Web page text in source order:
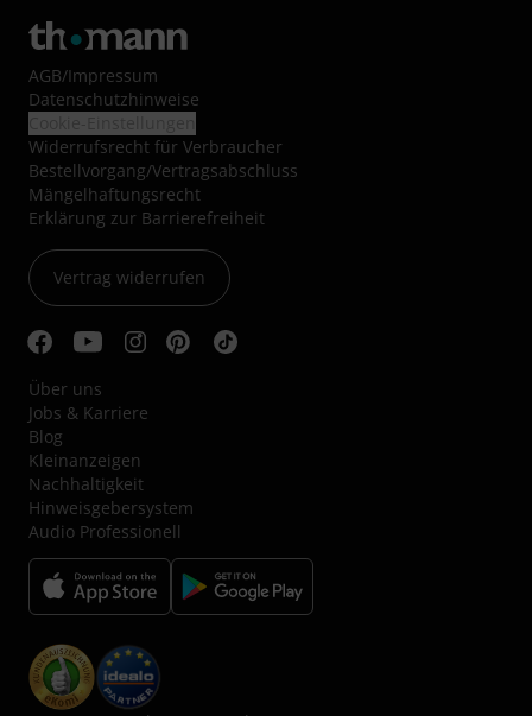
AGB/Impressum
Datenschutzhinweise
Widerrufsrecht für Verbraucher
Bestellvorgang/Vertragsabschluss
Mängelhaftungsrecht
Erklärung zur Barrierefreiheit
Vertrag widerrufen
Über uns
Jobs & Karriere
Blog
Kleinanzeigen
Nachhaltigkeit
Hinweisgebersystem
Audio Professionell